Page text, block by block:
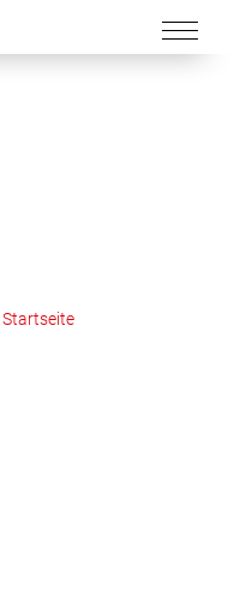
Startseite